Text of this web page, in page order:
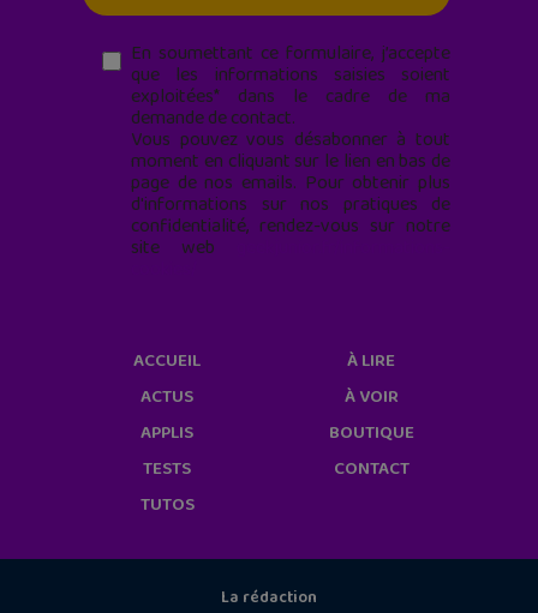
En soumettant ce formulaire, j’accepte
que les informations saisies soient
exploitées* dans le cadre de ma
demande de contact.
Vous pouvez vous désabonner à tout
moment en cliquant sur le lien en bas de
page de nos emails. Pour obtenir plus
d'informations sur nos pratiques de
confidentialité, rendez-vous sur notre
site web
ACCUEIL
ACTUS
APPLIS
TESTS
TUTOS
À LIRE
À VOIR
BOUTIQUE
CONTACT
La rédaction